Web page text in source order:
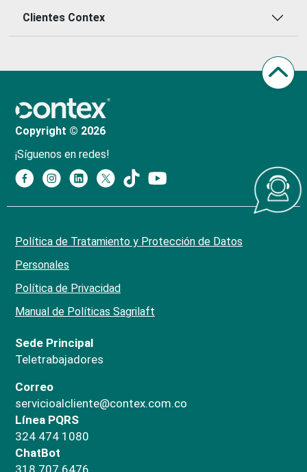
Clientes Contex
Copyright © 2026
¡Síguenos en redes!
Política de Tratamiento y Protección de Datos
Personales
Política de Privacidad
Manual de Políticas Sagrilaft
Sede Principal
Teletrabajadores
Correo
servicioalcliente@contex.com.co
Línea PQRS
324 474 1080
ChatBot
318 707 6476